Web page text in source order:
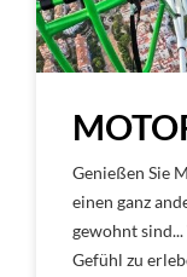
Genießen Sie
einen ganz
gewohnt
Gefühl zu